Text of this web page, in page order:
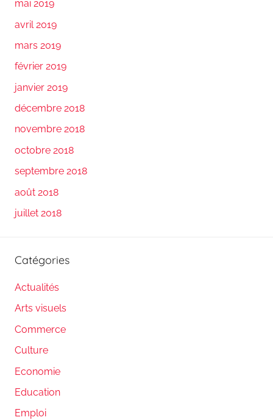
mai 2019
avril 2019
mars 2019
février 2019
janvier 2019
décembre 2018
novembre 2018
octobre 2018
septembre 2018
août 2018
juillet 2018
Catégories
Actualités
Arts visuels
Commerce
Culture
Economie
Education
Emploi